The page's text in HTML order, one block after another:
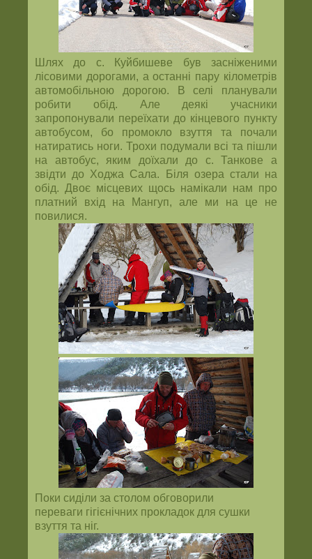
Шлях до с. Куйбишеве був засніженими
лісовими дорогами, а останні пару кілометрів
автомобільною дорогою. В селі планували
робити обід. Але деякі учасники
запропонували переїхати до кінцевого пункту
автобусом, бо промокло взуття та почали
натиратись ноги. Трохи подумали всі та пішли
на автобус, яким доїхали до с. Танкове а
звідти до Ходжа Сала. Біля озера стали на
обід. Двоє місцевих щось намікали нам про
платний вхід на Мангуп, але ми на це не
повилися.
Поки сиділи за столом обговорили
переваги гігієнічних прокладок для сушки
взуття та ніг.